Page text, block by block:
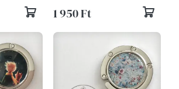
1 950 Ft